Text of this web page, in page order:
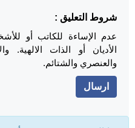
شروط التعليق :
عدم الإساءة للكاتب أو
الأديان أو الذات الالهية.
والعنصري والشتائم.